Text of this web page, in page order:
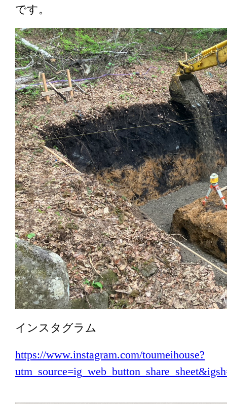
です。
インスタグラム
https://www.instagram.com/toumeihouse?